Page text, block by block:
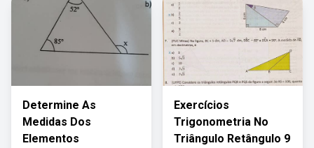
Determine As
Medidas Dos
Elementos
Exercícios
Trigonometria No
Triângulo Retângulo 9